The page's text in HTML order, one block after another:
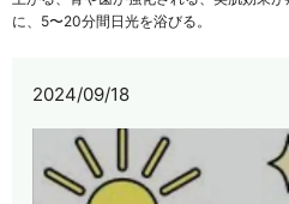
に、5〜20分間日光を浴びる。
2024/09/18